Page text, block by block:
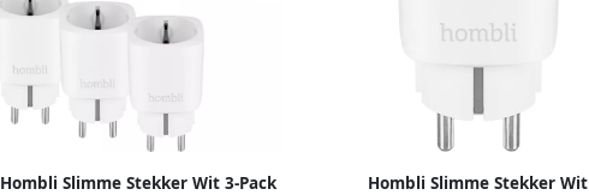
Hombli Slimme Stekker Wit 3-Pack
Hombli Slimme Stekker Wit